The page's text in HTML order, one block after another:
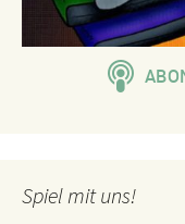
Spiel mit uns!